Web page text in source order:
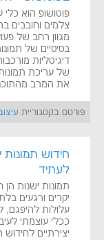
פוטושופ הוא
צלמים וחובבים
מגוון רחב של
בסיסיים של
דיגיטליות
של עריכת
את המרב
פורסם בקטגוריית
חידוש
לעתיד
תמונות ישנות הן
יקרים ורגעים
עלולות להיפגם,
ככלי עוצמתי
יצירתיים לחידוש